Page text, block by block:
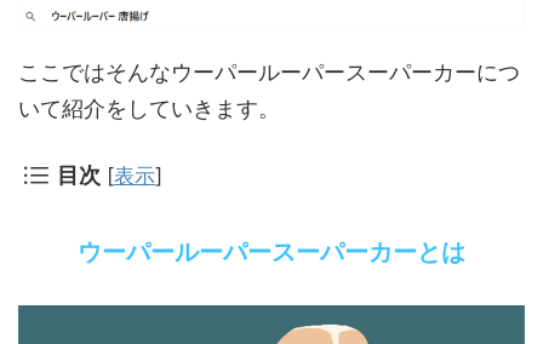
ここではそんなウーパールーパースーパーカーにつ
いて紹介をしていきます。
目次 [表示]
ウーパールーパースーパーカーとは